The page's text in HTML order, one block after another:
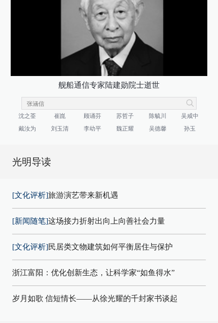
舰船通信专家陆建勋院士逝世
沈之荃 崔崑 顾诵芬 苏哲子 陈毓川
吴咸中
戴汝为
刘玉清 李幼平 魏正耀 吴德馨 孙玉
光明导读
[文化评析]旅游演艺带来新机遇
[新闻随笔]这场接力折射出向上向善社会力量
[文化评析]民居类文物建筑如何平衡居住与保护
浙江富阳：优化创新生态，让科学家“如鱼得水”
岁月如歌 信短情长——从徐光耀的千封家书谈起